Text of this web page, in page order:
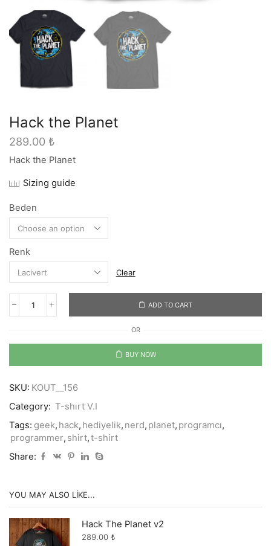
Hack the Planet
289.00 ₺
Hack the Planet
Sizing guide
Beden
Renk
Clear
Hack
quantity
ADD TO CART
OR
BUY NOW
SKU: KOUT__156
Category: T-shırt V.I
Tags: geek, hack, hediyelik, nerd, planet, programcı,
programmer, shirt,t-shirt
Share:
YOU MAY ALSO LIKE...
Hack The Planet v2
289.00 ₺